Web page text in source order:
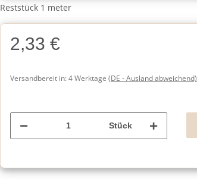
Reststück 1 meter
2,33 €
Versandbereit in:4 Werktage (DE - Ausland abweichend)
Stück